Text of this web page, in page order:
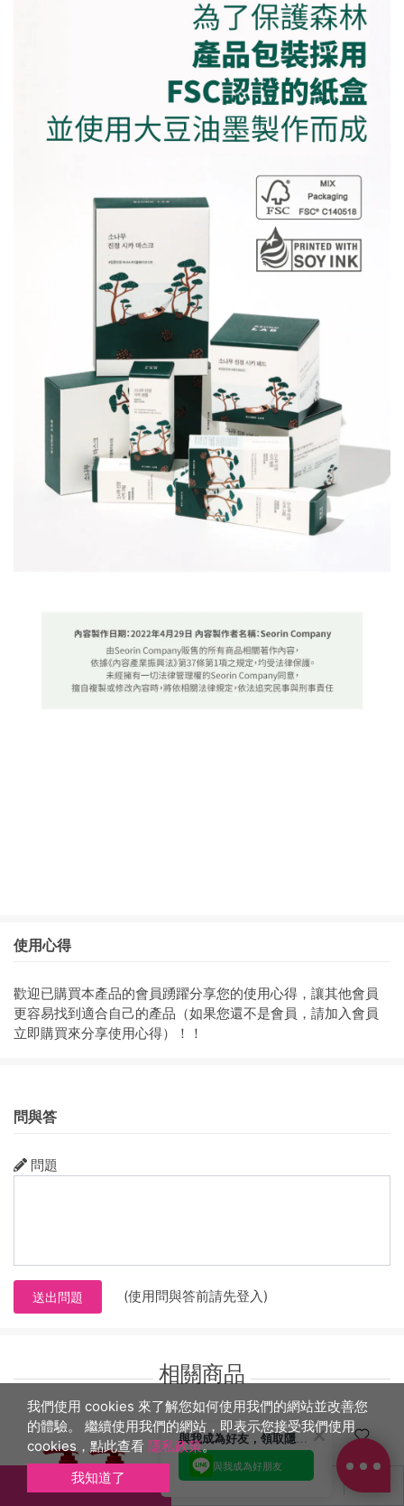
立即結帳 加入購物車
使用心得
歡迎已購買本產品的會員踴躍分享您的使用心得，讓其他會員
更容易找到適合自己的產品（如果您還不是會員，請加入會員
立即購買來分享使用心得）！！
問與答
問題
送出問題 (使用問與答前請先登入)
相關商品
我們使用 cookies 來了解您如何使用我們的網站並改善您
的體驗。 繼續使用我們的網站，即表示您接受我們使用
cookies，點此查看 隱私政策。
我知道了
回覆至 販奇網
與我成為好友，領取隱藏優惠
與我成為好朋友